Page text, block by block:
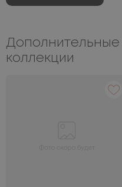
коллекции